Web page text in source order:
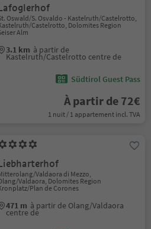
Oswald/S. Osvaldo - Kastelruth/Castelrotto,
Castelrotto, Dolomites Region
Alm
3.1 km à partir de
Kastelruth/Castelrotto centre de
Südtirol Guest Pass
À partir de 72€
1 nuit / 1 appartement incl. TVA
Valdaora di Mezzo,
Valdaora, Dolomites Region
Plan de Corones
471 m à partir de Olang/Valdaora
centre de